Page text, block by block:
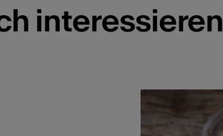
interessieren